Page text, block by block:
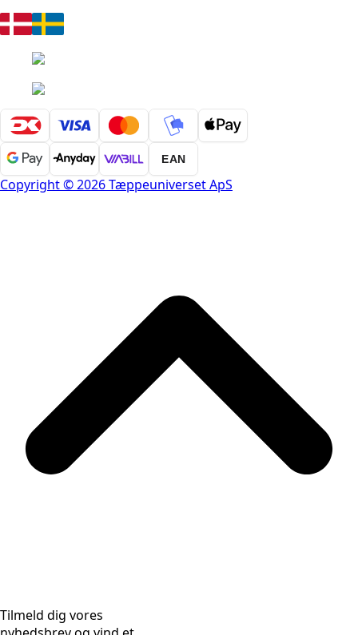
EAN
Copyright © 2026 Tæppeuniverset ApS
Tilmeld dig vores